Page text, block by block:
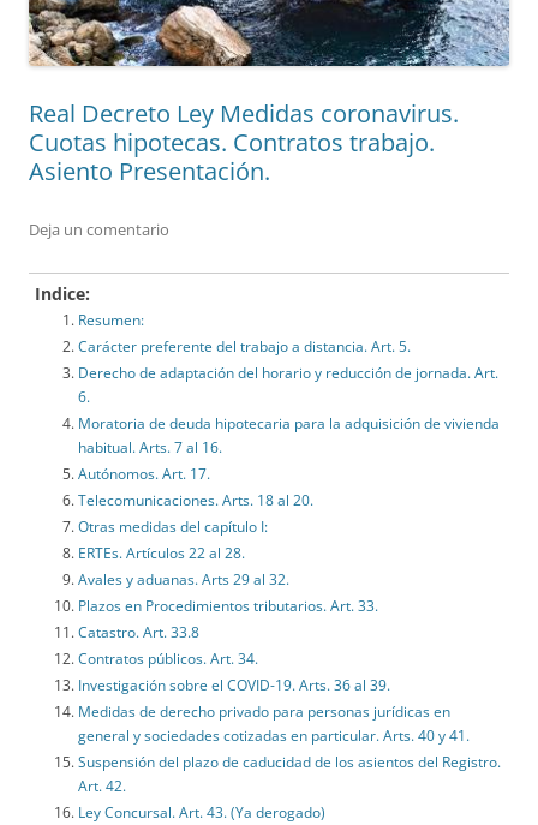
Real Decreto Ley Medidas coronavirus.
Cuotas hipotecas. Contratos trabajo.
Asiento Presentación.
Deja un comentario
Indice:
Resumen:
Carácter preferente del trabajo a distancia. Art. 5.
Derecho de adaptación del horario y reducción de jornada. Art.
6.
Moratoria de deuda hipotecaria para la adquisición de vivienda
habitual. Arts. 7 al 16.
Autónomos. Art. 17.
Telecomunicaciones. Arts. 18 al 20.
Otras medidas del capítulo I:
ERTEs. Artículos 22 al 28.
Avales y aduanas. Arts 29 al 32.
Plazos en Procedimientos tributarios. Art. 33.
Catastro. Art. 33.8
Contratos públicos. Art. 34.
Investigación sobre el COVID-19. Arts. 36 al 39.
Medidas de derecho privado para personas jurídicas en
general y sociedades cotizadas en particular. Arts. 40 y 41.
Suspensión del plazo de caducidad de los asientos del Registro.
Art. 42.
Ley Concursal. Art. 43. (Ya derogado)